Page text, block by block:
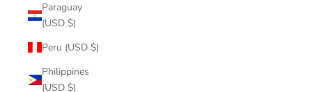
Paraguay
(USD $)
Peru (USD $)
Philippines
(USD $)